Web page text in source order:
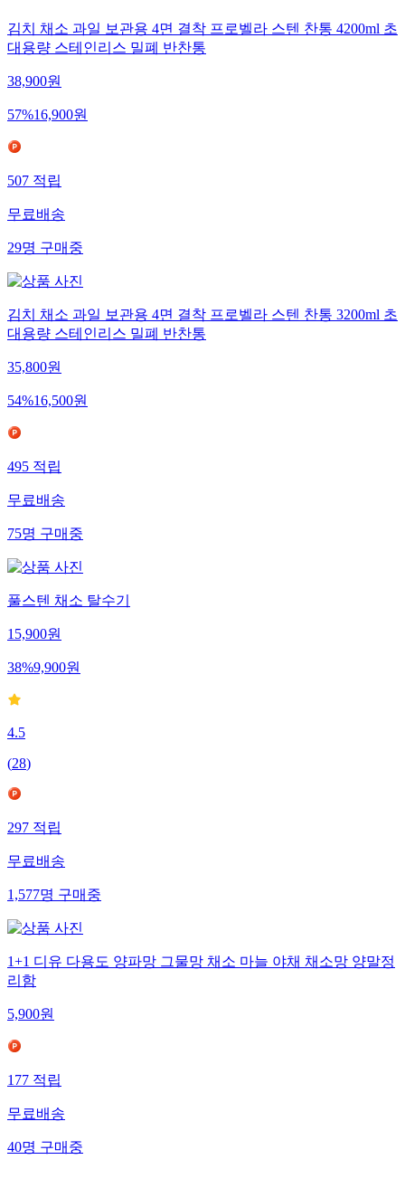
김치 채소 과일 보관용 4면 결착 프로벨라 스텐 찬통 4200ml 초
대용량 스테인리스 밀폐 반찬통
38,900원
57%16,900원
507 적립
무료배송
29명 구매중
김치 채소 과일 보관용 4면 결착 프로벨라 스텐 찬통 3200ml 초
대용량 스테인리스 밀폐 반찬통
35,800원
54%16,500원
495 적립
무료배송
75명 구매중
풀스텐 채소 탈수기
15,900원
38%9,900원
4.5
(28)
297 적립
무료배송
1,577명 구매중
1+1 디유 다용도 양파망 그물망 채소 마늘 야채 채소망 양말정
리함
5,900원
177 적립
무료배송
40명 구매중